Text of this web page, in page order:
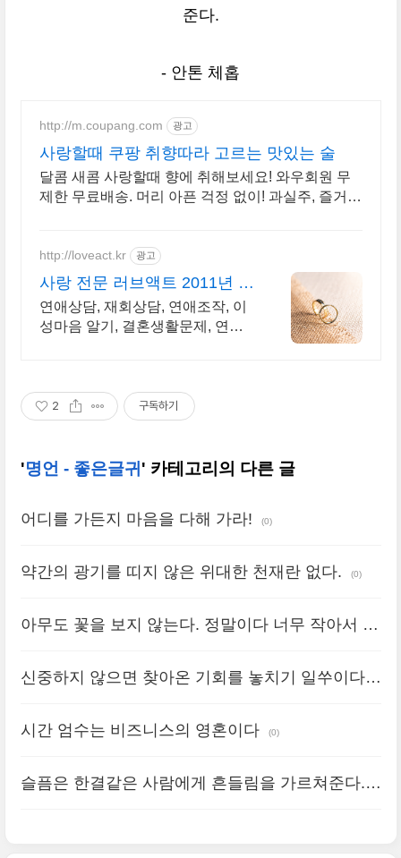
준다.
- 안톤 체홉
http://m.coupang.com 광고
사랑할때 쿠팡 취향따라 고르는 맛있는 술
달콤 새콤 사랑할때 향에 취해보세요! 와우회원 무
제한 무료배송. 머리 아픈 걱정 없이! 과실주, 즐거운
http://loveact.kr 광고
사랑 전문 러브액트 2011년 개
업 12년 전통
연애상담, 재회상담, 연애조작, 이
성마음 알기, 결혼생활문제, 연애
2 구독하기
'명언 - 좋은글귀 ' 카테고리의 다른 글
어디를 가든지 마음을 다해 가라! (0)
약간의 광기를 띠지 않은 위대한 천재란 없다. (0)
아무도 꽃을 보지 않는다. 정말이다 너무 작아서 알
사귀는 것처럼
(0)
신중하지 않으면 찾아온 기회를 놓치기 일쑤이다.
시간 엄수는 비즈니스의 영혼이다 (0)
슬픔은 한결같은 사람에게 흔들림을 가르쳐준다.